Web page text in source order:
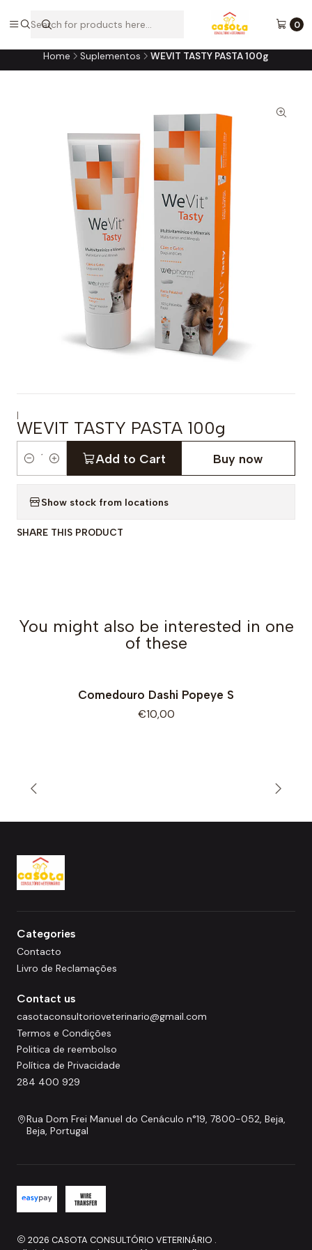
0
A loja online do consultório do seu melhor amigo!
Home Suplementos WEVIT TASTY PASTA 100g
|
WEVIT TASTY PASTA 100g
t
Add to Cart Buy now
Show stock from locations
SHARE THIS PRODUCT
You might also be interested in one
of these
Out of Stock
Comedouro Dashi Popeye S
€10,00
Categories
Contacto
Livro de Reclamações
Contact us
casotaconsultorioveterinario@gmail.com
Termos e Condições
Politica de reembolso
Política de Privacidade
284 400 929
Rua Dom Frei Manuel do Cenáculo n°19, 7800-052, Beja,
Beja, Portugal
2026 CASOTA CONSULTÓRIO VETERINÁRIO .